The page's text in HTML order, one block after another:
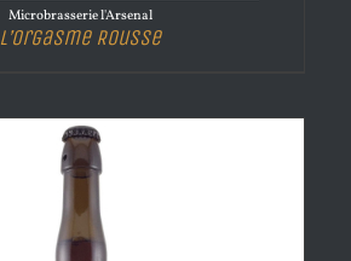
Microbrasserie l'Arsenal
L’orgasme Rousse